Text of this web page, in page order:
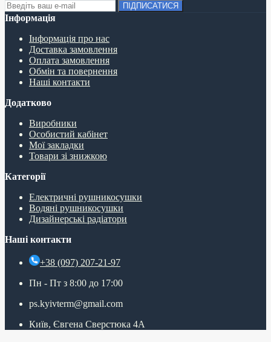
ПІДПИСАТИСЯ
Інформація
Інформація про нас
Доставка замовлення
Оплата замовлення
Обмін та повернення
Наші контакти
Додатково
Виробники
Особистий кабінет
Мої закладки
Товари зі знижкою
Категорії
Електричні рушникосушки
Водяні рушникосушки
Дизайнерські радіатори
Наші контакти
+38 (097) 207-21-97
Пн - Пт з 8:00 до 17:00
ps.kyivterm@gmail.com
Київ, Євгена Сверстюка 4А